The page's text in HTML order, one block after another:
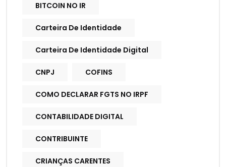
BITCOIN NO IR
Carteira De Identidade
Carteira De Identidade Digital
CNPJ COFINS
COMO DECLARAR FGTS NO IRPF
CONTABILIDADE DIGITAL
CONTRIBUINTE
CRIANÇAS CARENTES